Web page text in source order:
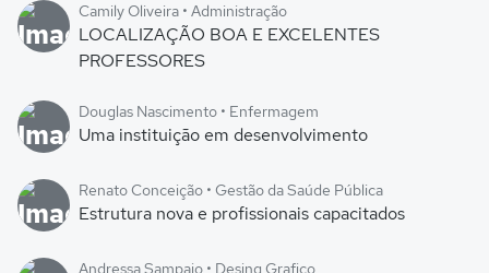
Camily Oliveira • Administração
LOCALIZAÇÃO BOA E EXCELENTES
PROFESSORES
Douglas Nascimento • Enfermagem
Uma instituição em desenvolvimento
Renato Conceição • Gestão da Saúde Pública
Estrutura nova e profissionais capacitados
Andressa Sampaio • Desing Grafico